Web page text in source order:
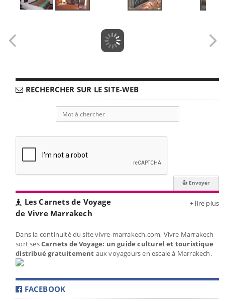
RECHERCHER SUR LE SITE-WEB
Les Carnets de Voyage
de Vivre Marrakech
+ lire plus
Dans la continuité du site vivre-marrakech.com, Vivre Marrakech
sort sesCarnets de Voyage: un guide culturel et touristique
distribué gratuitement aux voyageurs en escale à Marrakech.
FACEBOOK